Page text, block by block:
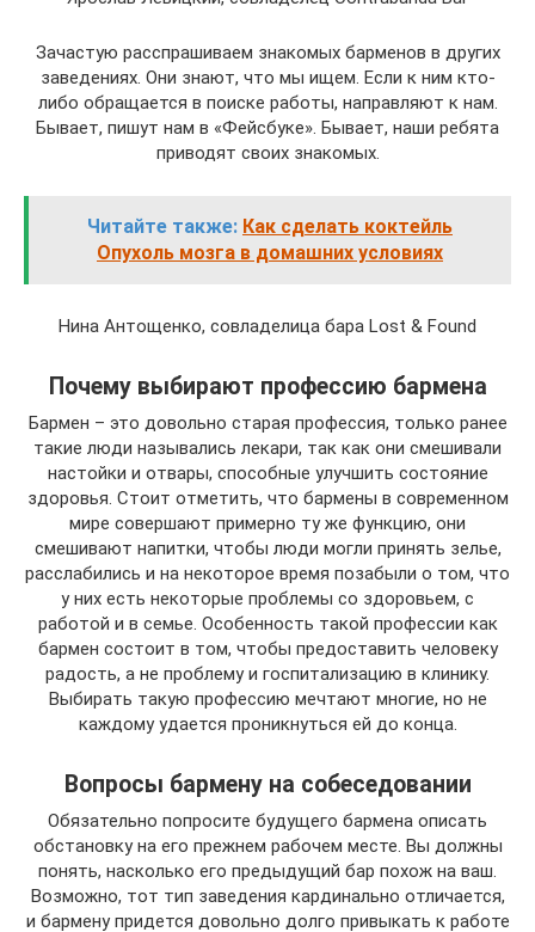
Зачастую расспрашиваем знакомых барменов в других
заведениях. Они знают, что мы ищем. Если к ним кто-
либо обращается в поиске работы, направляют к нам.
Бывает, пишут нам в «Фейсбуке». Бывает, наши ребята
приводят своих знакомых.
Читайте также: Как сделать коктейль
Опухоль мозга в домашних условиях
Нина Антощенко, совладелица бара Lost & Found
Почему выбирают профессию бармена
Бармен – это довольно старая профессия, только ранее
такие люди назывались лекари, так как они смешивали
настойки и отвары, способные улучшить состояние
здоровья. Стоит отметить, что бармены в современном
мире совершают примерно ту же функцию, они
смешивают напитки, чтобы люди могли принять зелье,
расслабились и на некоторое время позабыли о том, что
у них есть некоторые проблемы со здоровьем, с
работой и в семье. Особенность такой профессии как
бармен состоит в том, чтобы предоставить человеку
радость, а не проблему и госпитализацию в клинику.
Выбирать такую профессию мечтают многие, но не
каждому удается проникнуться ей до конца.
Вопросы бармену на собеседовании
Обязательно попросите будущего бармена описать
обстановку на его прежнем рабочем месте. Вы должны
понять, насколько его предыдущий бар похож на ваш.
Возможно, тот тип заведения кардинально отличается,
и бармену придется довольно долго привыкать к работе